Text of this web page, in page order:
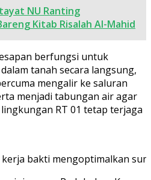
NU Ranting
Kitab Risalah Al-Mahid
berfungsi untuk
tanah secara langsung,
mengalir ke saluran
menjadi tabungan air agar
RT 01 tetap terjaga
kerja bakti mengoptimalkan